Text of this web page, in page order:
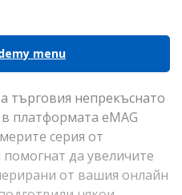
menu
търговия непрекъснато
платформата eMAG
серия от
да увеличите
от вашия онлайн